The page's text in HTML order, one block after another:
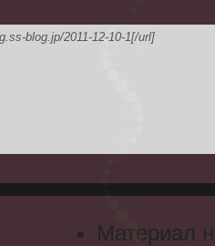
blog.jp/2011-12-10-1[/url]
Материал